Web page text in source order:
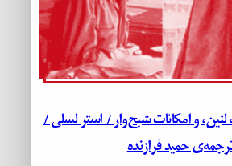
و امکانات شبح‌وار / استر لسلی /
حمید فرازنده